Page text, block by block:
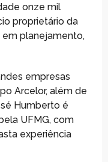
onze mil
proprietário da
em planejamento,
empresas
Arcelor, além de
Humberto é
UFMG, com
experiência